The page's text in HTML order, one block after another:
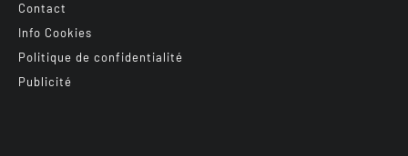
Contact
Info Cookies
Politique de confidentialité
Publicité